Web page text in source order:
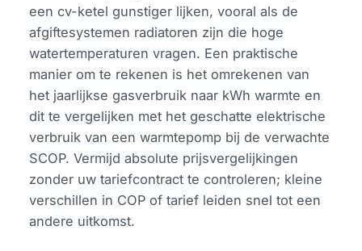
een cv-ketel gunstiger lijken, vooral als de
afgiftesystemen radiatoren zijn die hoge
watertemperaturen vragen. Een praktische
manier om te rekenen is het omrekenen van
het jaarlijkse gasverbruik naar kWh warmte en
dit te vergelijken met het geschatte elektrische
verbruik van een warmtepomp bij de verwachte
SCOP. Vermijd absolute prijsvergelijkingen
zonder uw tariefcontract te controleren; kleine
verschillen in COP of tarief leiden snel tot een
andere uitkomst.